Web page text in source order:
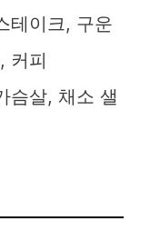
테이크, 구운
커피
슴살, 채소 샐